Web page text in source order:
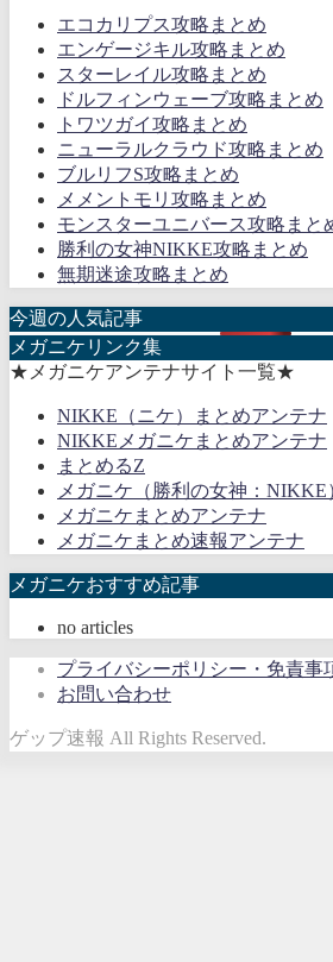
エコカリプス攻略まとめ
エンゲージキル攻略まとめ
スターレイル攻略まとめ
ドルフィンウェーブ攻略まとめ
トワツガイ攻略まとめ
ニューラルクラウド攻略まとめ
ブルリフS攻略まとめ
メメントモリ攻略まとめ
モンスターユニバース攻略まと
勝利の女神NIKKE攻略まとめ
無期迷途攻略まとめ
今週の人気記事
メガニケリンク集
★メガニケアンテナサイト一覧★
NIKKE（ニケ）まとめアンテナ
NIKKEメガニケまとめアンテナ
まとめるZ
メガニケ（勝利の女神：
メガニケまとめアンテナ
メガニケまとめ速報アンテナ
メガニケおすすめ記事
no articles
プライバシーポリシー・免責事
お問い合わせ
ゲップ速報 All Rights Reserved.